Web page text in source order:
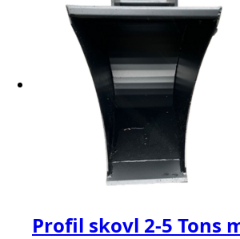
Profil skovl 2-5 Tons